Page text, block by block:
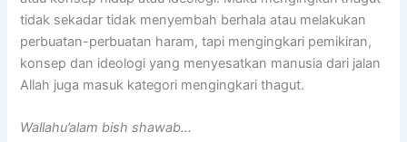
tidak sekadar tidak menyembah berhala atau melakukan
perbuatan-perbuatan haram, tapi mengingkari pemikiran,
konsep dan ideologi yang menyesatkan manusia dari jalan
Allah juga masuk kategori mengingkari thagut.
Wallahu’alam bish shawab…